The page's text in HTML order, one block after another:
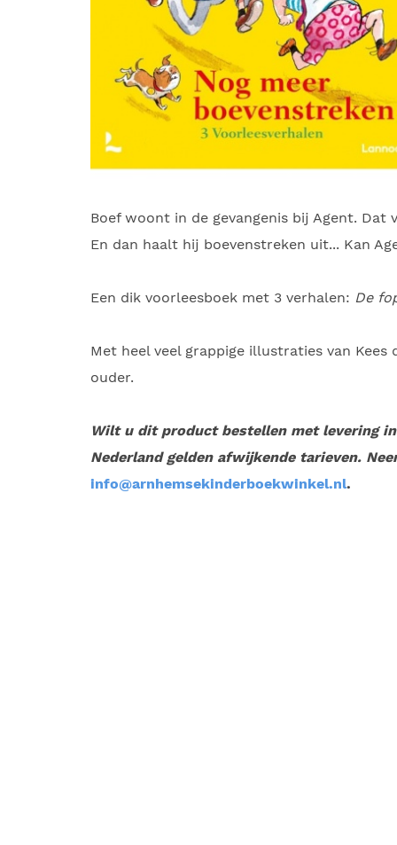
Boef woont in de gevangenis bij Agent. Dat
En dan haalt hij boevenstreken uit... Kan
Een dik voorleesboek met 3 verhalen: De
Met heel veel grappige illustraties van
ouder.
Wilt u dit product bestellen met levering
Nederland gelden afwijkende tarieven.
info@arnhemsekinderboekwinkel.nl.